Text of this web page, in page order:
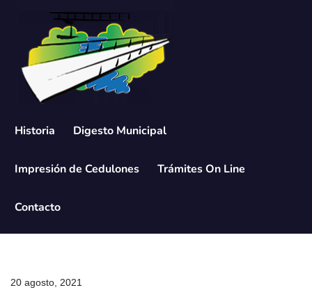
contenido
Historia Digesto Municipal
Impresión de Cedulones Trámites On Line
Contacto
20 agosto, 2021